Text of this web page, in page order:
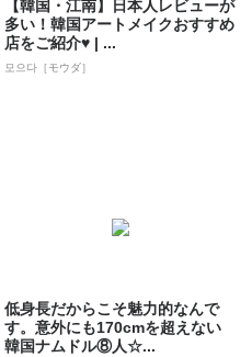
【韓国・江南】日本人レビューが
多い！韓国アートメイクおすすめ
店をご紹介♥ | ...
모으다［モウダ］
低身長だからこそ魅力的なんで
す。意外にも170cmを超えない
韓国ナムドル⑧人☆...